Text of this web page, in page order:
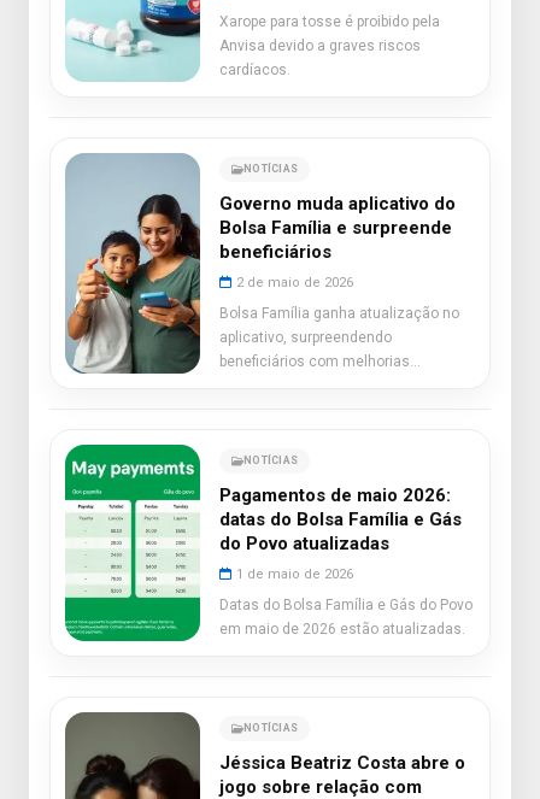
Xarope para tosse é proibido pela
Anvisa devido a graves riscos
cardíacos.
NOTÍCIAS
Governo muda aplicativo do
Bolsa Família e surpreende
beneficiários
2 de maio de 2026
Bolsa Família ganha atualização no
aplicativo, surpreendendo
beneficiários com melhorias
NOTÍCIAS
Pagamentos de maio 2026:
datas do Bolsa Família e Gás
do Povo atualizadas
1 de maio de 2026
Datas do Bolsa Família e Gás do Povo
em maio de 2026 estão atualizadas.
NOTÍCIAS
Jéssica Beatriz Costa abre o
jogo sobre relação com